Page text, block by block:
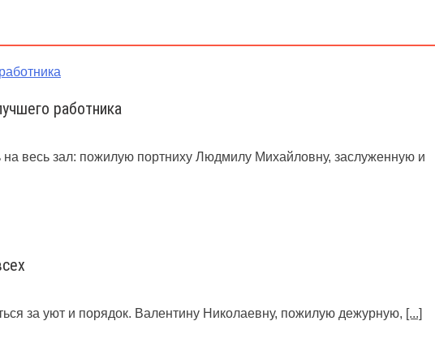
работника
на весь зал: пожилую портниху Людмилу Михайловну, заслуженную и
за уют и порядок. Валентину Николаевну, пожилую дежурную, [...]